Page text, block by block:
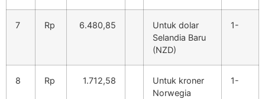
7 Rp 6.480,85
Untuk dolar
Selandia Baru
(NZD)
1-
8 Rp 1.712,58
Untuk kroner
Norwegia
1-